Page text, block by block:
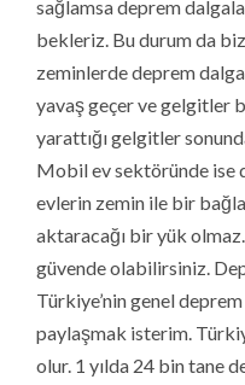
sağlamsa deprem
bekleriz. Bu durum da
zeminlerde deprem
yavaş geçer ve gelgitler
yarattığı gelgitler
Mobil ev sektöründe ise
evlerin zemin ile bir
aktaracağı bir yük
güvende olabilirsiniz.
Türkiye’nin genel
paylaşmak isterim.
olur. 1 yılda 24 bin tane